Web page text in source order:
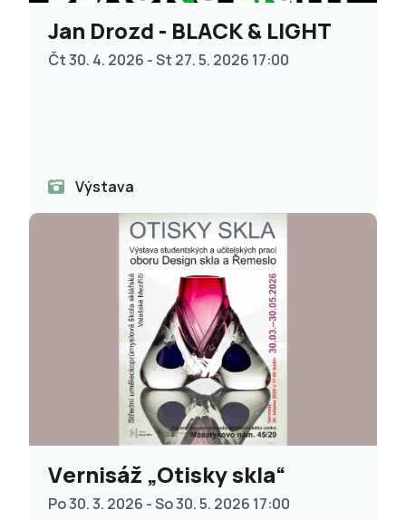
Jan Drozd - BLACK & LIGHT
Čt 30. 4. 2026 - St 27. 5. 2026 17:00
Výstava
Vernisáž „Otisky skla“
Po 30. 3. 2026 - So 30. 5. 2026 17:00